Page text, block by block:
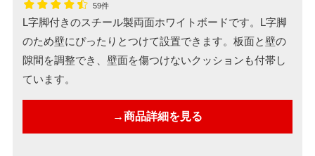
59件
L字脚付きのスチール製両面ホワイトボードです。L字脚
のため壁にぴったりとつけて設置できます。板面と壁の
隙間を調整でき、壁面を傷つけないクッションも付帯し
ています。
→商品詳細を見る